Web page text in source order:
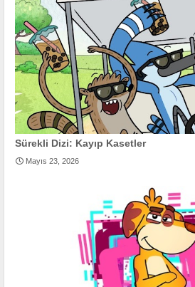
Sürekli Dizi: Kayıp Kasetler
Mayıs 23, 2026